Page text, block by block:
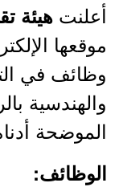
أعلنت هيئة
موقعها
وظائف في
والهندسية
الموضحة
الوظائف: